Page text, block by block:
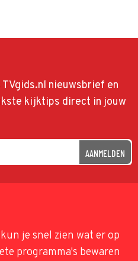
nieuwsbrief en
kijktips direct in jouw
AANMELDEN
je snel zien wat er op
programma's bewaren